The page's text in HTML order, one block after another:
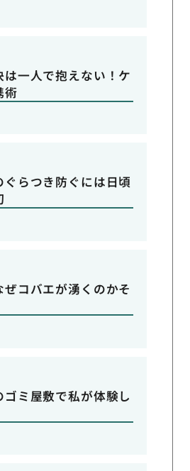
は一人で抱えない！ケ
術
らつき防ぐには日頃
ぜコバエが湧くのかそ
ゴミ屋敷で私が体験し